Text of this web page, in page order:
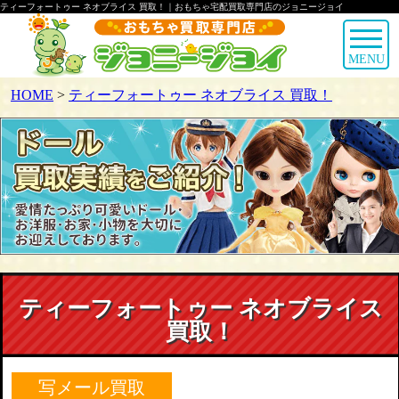
ティーフォートゥー ネオブライス 買取！｜おもちゃ宅配買取専門店のジョニージョイ
MENU
HOME > ティーフォートゥー ネオブライス 買取！
ティーフォートゥー ネオブライス
買取！
写メール買取